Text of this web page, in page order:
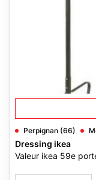
Perpignan (66)
Dressing ikea
Valeur ikea 59e